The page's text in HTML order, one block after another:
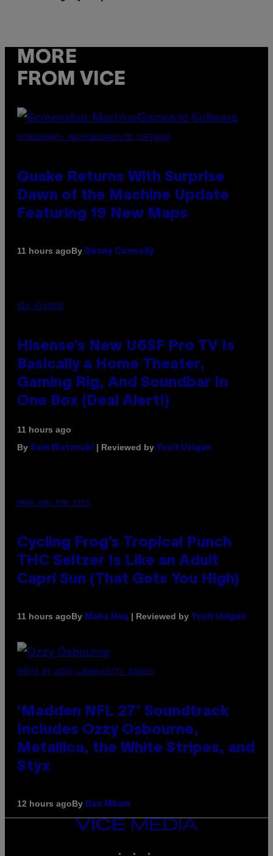
MORE
FROM VICE
SCREENSHOT: MACHINEGAMES/ID SOFTWARE
Quake Returns With Surprise
Dawn of the Machine Update
Featuring 19 New Maps
11 hours agoBy Denny Connolly
VIA HISENSE
Hisense’s New U6SF Pro TV Is
Basically a Home Theater,
Gaming Rig, And Soundbar In
One Box (Deal Alert!)
11 hours ago
By Sam Watanuki | Reviewed by Ysolt Usigan
MAHA HAQ FOR VICE
Cycling Frog’s Tropical Punch
THC Seltzer Is Like an Adult
Capri Sun (That Gets You High)
11 hours agoBy Maha Haq | Reviewed by Ysolt Usigan
PHOTO BY NICK LAHAM/GETTY IMAGES
‘Madden NFL 27’ Soundtrack
Includes Ozzy Osbourne,
Metallica, the White Stripes, and
Styx
12 hours agoBy Dan Milam
VICE
MEDIA